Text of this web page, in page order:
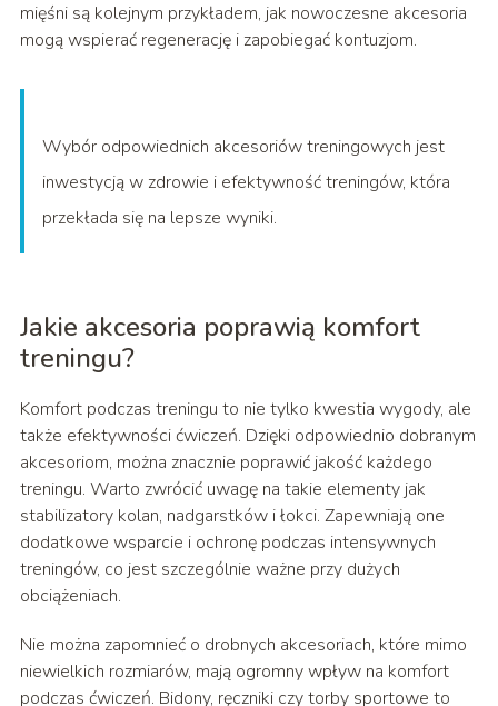
mięśni są kolejnym przykładem, jak nowoczesne akcesoria
mogą wspierać regenerację i zapobiegać kontuzjom.
Wybór odpowiednich akcesoriów treningowych jest
inwestycją w zdrowie i efektywność treningów, która
przekłada się na lepsze wyniki.
Jakie akcesoria poprawią komfort
treningu?
Komfort podczas treningu to nie tylko kwestia wygody, ale
także efektywności ćwiczeń. Dzięki odpowiednio dobranym
akcesoriom, można znacznie poprawić jakość każdego
treningu. Warto zwrócić uwagę na takie elementy jak
stabilizatory kolan, nadgarstków i łokci. Zapewniają one
dodatkowe wsparcie i ochronę podczas intensywnych
treningów, co jest szczególnie ważne przy dużych
obciążeniach.
Nie można zapomnieć o drobnych akcesoriach, które mimo
niewielkich rozmiarów, mają ogromny wpływ na komfort
podczas ćwiczeń. Bidony, ręczniki czy torby sportowe to